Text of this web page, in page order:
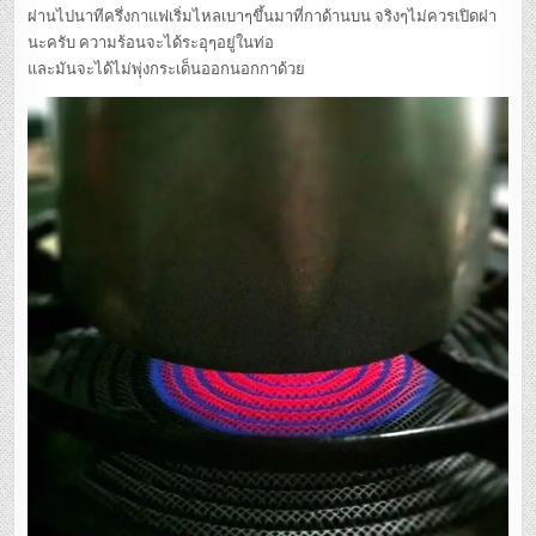
ผ่านไปนาทีครึ่งกาแฟเริ่มไหลเบาๆขึ้นมาที่กาด้านบน จริงๆไม่ควรเปิดฝา
นะครับ ความร้อนจะได้ระอุๆอยู่ในท่อ
และมันจะได้ไม่พุ่งกระเด็นออกนอกกาด้วย